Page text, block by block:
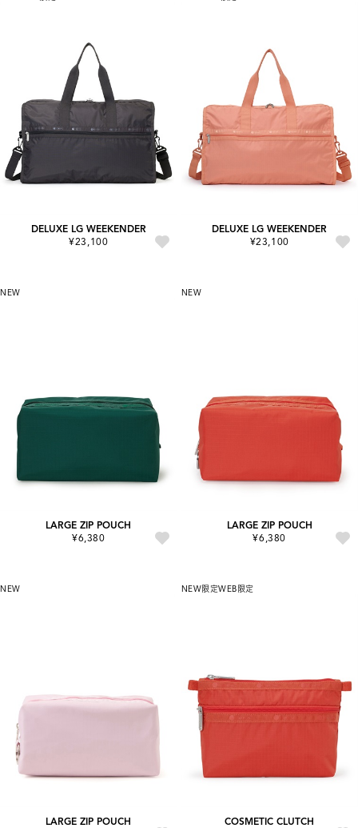
DELUXE LG WEEKENDER
¥23,100
DELUXE LG WEEKENDER
¥23,100
NEW
LARGE ZIP POUCH
¥6,380
NEW
LARGE ZIP POUCH
¥6,380
NEW
LARGE ZIP POUCH
NEW限定WEB限定
COSMETIC CLUTCH